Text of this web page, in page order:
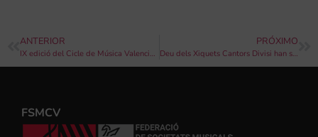
ANTERIOR
IX edició del Cicle de Música Valenciana i de Cambra Vicent Garcés a la plaça de l’Hostal de Faura
PRÓXIMO
Deu dels Xiquets Cantors Divisi han sigut convidats a participar en el SummerCamp 2016
FSMCV